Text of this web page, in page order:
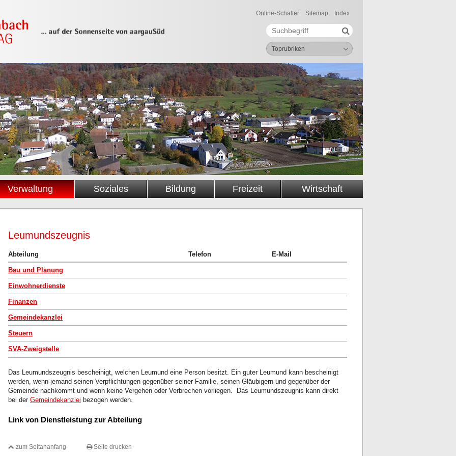
Online-Schalter Sitemap Index
Suchbegriff
Suche starten
Toprubriken
Verwaltung Soziales Bildung Freizeit Wirtschaft
Leumundszeugnis
Abteilung Telefon E-Mail
Bau und Planung
Einwohnerdienste
Finanzen
Gemeindekanzlei
Steuern
SVA-Zweigstelle
Das Leumundszeugnis bescheinigt, welchen Leumund eine Person besitzt. Ein guter Leumund kann bescheinigt
werden, wenn jemand seinen Verpflichtungen gegenüber seiner Familie, seinen Gläubigern und gegenüber der
Gemeinde nachkommt und wenn keine Vergehen oder Verbrechen vorliegen. Das Leumundszeugnis kann direkt
bei der Gemeindekanzlei bezogen werden.
Link von Dienstleistung zur Abteilung
zum Seitananfang Seite drucken